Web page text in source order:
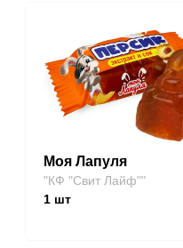
Моя Лапуля
"КФ "Свит Лайф""
1шт